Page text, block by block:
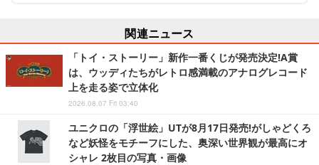
関連ニュース
「トイ・ストーリー」新作一番くじが発売決定!A賞
は、ウッディたちがレトロ感満載のアナログレコード
上を走る姿で立体化
2026.08.07 Fri 03:40
ユニクロの「浮世絵」UTが8月17日発売!がしゃどくろ
など妖怪をモチーフにした、奥深い世界観が最高にオ
シャレ 2枚目の写真・画像